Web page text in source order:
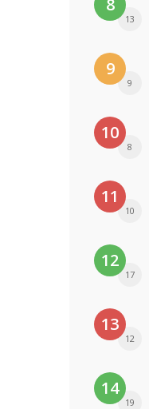
8
13
9
9
10
8
11
10
12
17
13
12
14
19